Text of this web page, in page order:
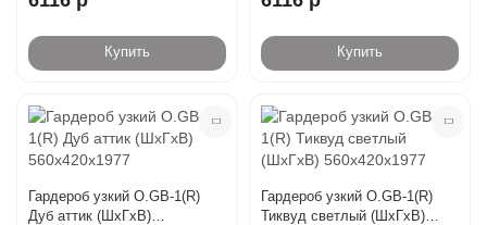
Купить Купить
Гардероб узкий O.GB-1(R)
Дуб аттик (ШхГхВ)
Гардероб узкий O.GB-1(R)
Тиквуд светлый (ШхГхВ)